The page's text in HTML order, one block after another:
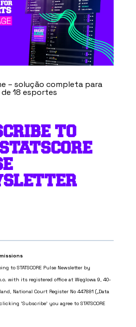
– solução completa para
18 esportes
TO